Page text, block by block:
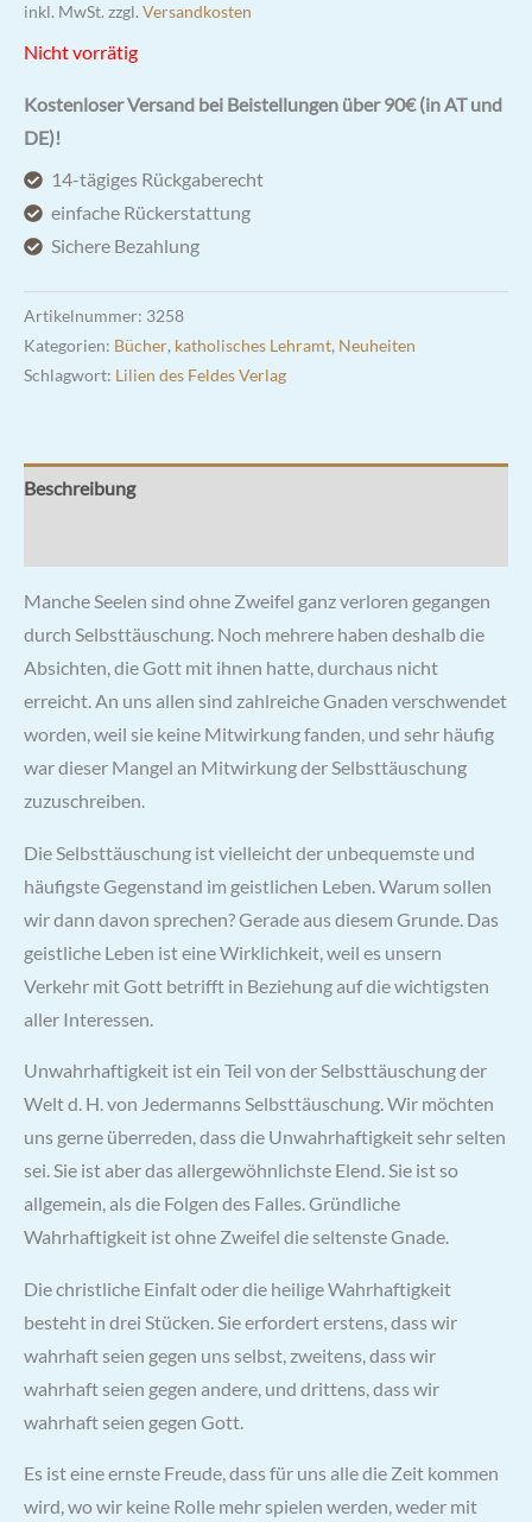
inkl. MwSt.zzgl.Versandkosten
Nicht vorrätig
Kostenloser Versand bei Beistellungen über 90€ (in AT und
DE)!
14-tägiges Rückgaberecht
einfache Rückerstattung
Sichere Bezahlung
Artikelnummer: 3258
Kategorien: Bücher, katholisches Lehramt, Neuheiten
Schlagwort: Lilien des Feldes Verlag
Beschreibung
Manche Seelen sind ohne Zweifel ganz verloren gegangen
durch Selbsttäuschung. Noch mehrere haben deshalb die
Absichten, die Gott mit ihnen hatte, durchaus nicht
erreicht. An uns allen sind zahlreiche Gnaden verschwendet
worden, weil sie keine Mitwirkung fanden, und sehr häufig
war dieser Mangel an Mitwirkung der Selbsttäuschung
zuzuschreiben.
Die Selbsttäuschung ist vielleicht der unbequemste und
häufigste Gegenstand im geistlichen Leben. Warum sollen
wir dann davon sprechen? Gerade aus diesem Grunde. Das
geistliche Leben ist eine Wirklichkeit, weil es unsern
Verkehr mit Gott betrifft in Beziehung auf die wichtigsten
aller Interessen.
Unwahrhaftigkeit ist ein Teil von der Selbsttäuschung der
Welt d. H. von Jedermanns Selbsttäuschung. Wir möchten
uns gerne überreden, dass die Unwahrhaftigkeit sehr selten
sei. Sie ist aber das allergewöhnlichste Elend. Sie ist so
allgemein, als die Folgen des Falles. Gründliche
Wahrhaftigkeit ist ohne Zweifel die seltenste Gnade.
Die christliche Einfalt oder die heilige Wahrhaftigkeit
besteht in drei Stücken. Sie erfordert erstens, dass wir
wahrhaft seien gegen uns selbst, zweitens, dass wir
wahrhaft seien gegen andere, und drittens, dass wir
wahrhaft seien gegen Gott.
Es ist eine ernste Freude, dass für uns alle die Zeit kommen
wird, wo wir keine Rolle mehr spielen werden, weder mit